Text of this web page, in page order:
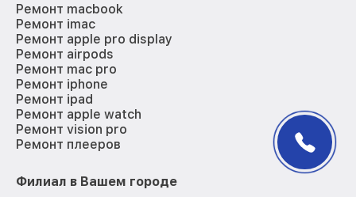
Ремонт macbook
Ремонт imac
Ремонт apple pro display
Ремонт airpods
Ремонт mac pro
Ремонт iphone
Ремонт ipad
Ремонт apple watch
Ремонт vision pro
Ремонт плееров
Филиал в Вашем городе